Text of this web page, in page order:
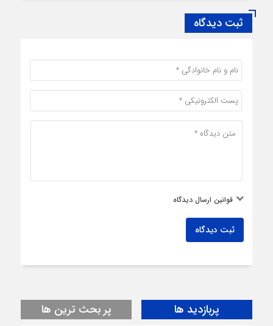
ثبت دیدگاه
قوانین ارسال دیدگاه
ثبت دیدگاه
پربازدید ها پر بحث ترین ها